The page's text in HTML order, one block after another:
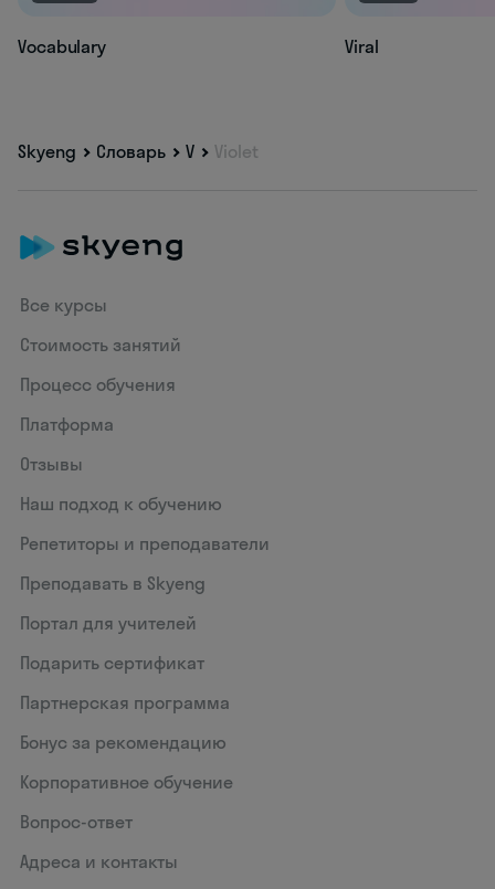
Vocabulary Viral
Skyeng Словарь V Violet
Все курсы
Стоимость занятий
Процесс обучения
Платформа
Отзывы
Наш подход к обучению
Репетиторы и преподаватели
Преподавать в Skyeng
Портал для учителей
Подарить сертификат
Партнерская программа
Бонус за рекомендацию
Корпоративное обучение
Вопрос-ответ
Адреса и контакты